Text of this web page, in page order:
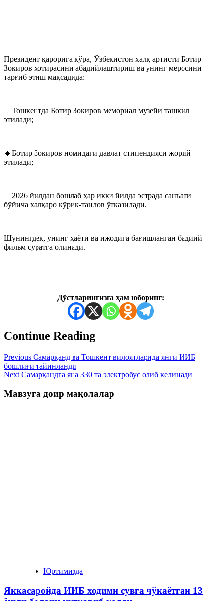
Президент қарорига кўра, Ўзбекистон халқ артисти Ботир
Зокиров хотирасини абадийлаштириш ва унинг меросини
тарғиб этиш мақсадида:
🔸Тошкентда Ботир Зокиров мемориал музейи ташкил
этилади;
🔸Ботир Зокиров номидаги давлат стипендияси жорий
этилади;
🔸2026 йилдан бошлаб ҳар икки йилда эстрада санъати
бўйича халқаро кўрик-танлов ўтказилади.
Шунингдек, унинг ҳаёти ва ижодига бағишланган бадиий
фильм суратга олинади.
Дўстларингизга ҳам юборинг:
Continue Reading
Previous Самарқанд ва Тошкент вилоятларида янги ИИБ
бошлиғи тайинланди
Next Самарқандга яна 330 та электробус олиб келинади
Мавзуга доир мақолалар
Юртимизда
Яккасаройда ИИБ ходими сувга чўкаётган 13